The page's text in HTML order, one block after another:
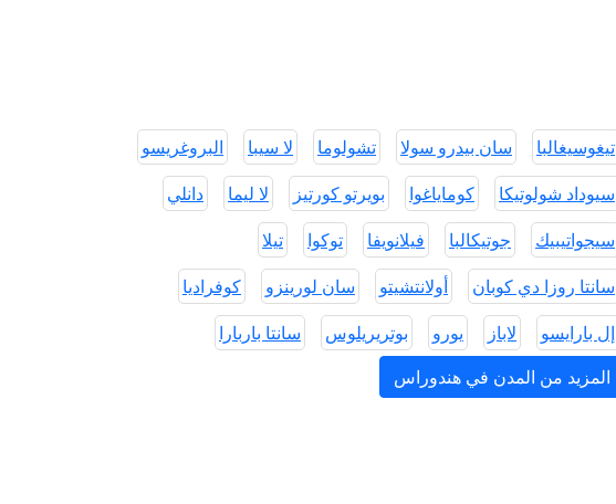
تيغوسيغالبا سان بيدرو سولا تشولوما لا سيبا
البروغريسو
سيوداد شولوتيكا
كوماياغوا بويرتو كورتيز لا ليما
دانلي
سيجواتيبيك
جوتيكالبا فيلانويفا توكوا
تيلا
سانتا روزا دي كوبان
أولانتشيتو سان لورينزو
كوفراديا
إل بارايسو
لاباز يورو بوتريريلوس
سانتا باربارا
المزيد من المدن في هندوراس